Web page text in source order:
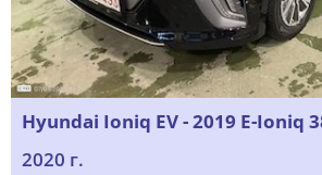
Hyundai Ioniq EV - 2019 E-Ioniq
2020 г.